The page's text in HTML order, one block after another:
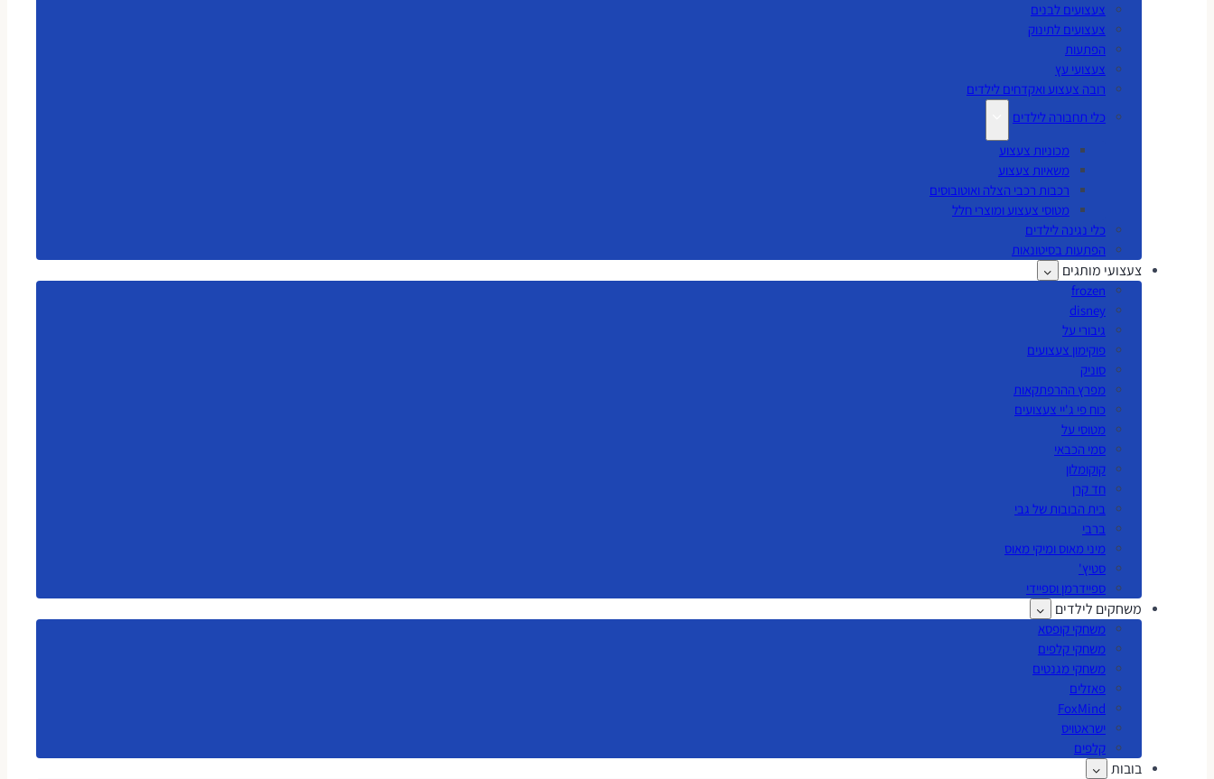
צעצועים לבנים
צעצועים לתינוק
הפתעות
צעצועי עץ
רובה צעצוע ואקדחים לילדים
כלי תחבורה לילדים
מכוניות צעצוע
משאיות צעצוע
רכבות רכבי הצלה ואוטובוסים
מטוסי צעצוע ומוצרי חלל
כלי נגינה לילדים
הפתעות בסיטונאות
צעצועי מותגים
frozen
disney
גיבורי על
פוקימון צעצועים
סוניק
מפרץ ההרפתקאות
כוח פי ג'יי צעצועים
מטוסי על
סמי הכבאי
קוקומלון
חד קרן
בית הבובות של גבי
ברבי
מיני מאוס ומיקי מאוס
סטיץ'
ספיידרמן וספיידי
משחקים לילדים
משחקי קופסא
משחקי קלפים
משחקי מגנטים
פאזלים
FoxMind
ישראטויס
קלפים
בובות